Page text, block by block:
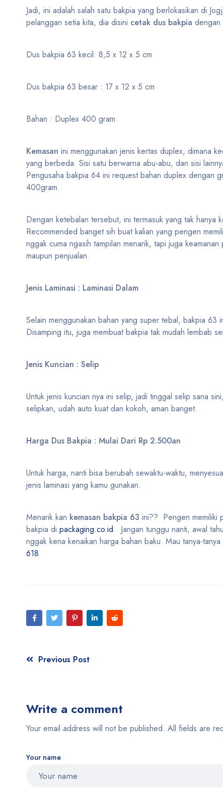
Jadi, ini adalah salah satu bakpia yang berlokasikan di
pelanggan setia kita, dia disini cetak dus bakpia dengan
Dus bakpia 63 kecil: 8,5 x 12 x 5 cm
Dus bakpia 63 besar : 17 x 12 x 5 cm
Bahan : Duplex 400 gram
Kemasan ini menggunakan jenis kertas duplex, dimana
yang berbeda. Sisi satu berwarna abu-abu, dan sisi
Pengusaha bakpia 64 ini request bahan duplex dengan
400gram.
Dengan ketebalan tersebut, ini termasuk yang tak hanya
Recommended banget sih buat kalian yang pengen
nggak cuma ngasih tampilan menarik, tapi juga
maupun penjualan.
Jenis Laminasi : Laminasi Dalam
Selain menggunakan bahan yang super tebal, bakpia 63
Disamping itu, juga membuat bakpia tak mudah lembab
Jenis Kuncian : Selip
Untuk jenis kuncian nya ini selip, jadi tinggal selip sana
selipkan, udah auto kuat dan kokoh, aman banget.
Harga Dus Bakpia : Mulai Dari Rp 2.500an
Untuk harga, nanti bisa berubah sewaktu-waktu,
jenis laminasi yang kamu gunakan.
Menarik kan kemasan bakpia 63 ini?? Pengen memiliki
bakpia di packaging.co.id. Jangan tunggu nanti, awal
nggak kena kenaikan harga bahan baku. Mau tanya-
618
Previous Post
Write a comment
Your email address will not be published. All fields are
Your name